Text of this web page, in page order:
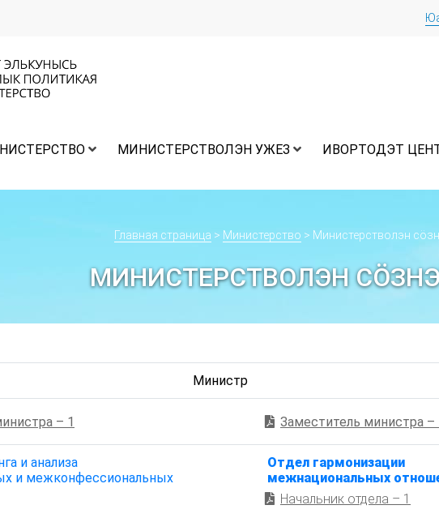
МИНИСТЕРСТВОЛЭН УЖЕЗ ИВОРТОДЭТ
Главная страница > Министерство > Министерстволэн
МИНИСТЕРСТВОЛЭН
Министр
– 1 Заместитель министра –
и анализа
и межконфессиональных
Отдел гармонизации
межнациональных
Начальник отдела – 1